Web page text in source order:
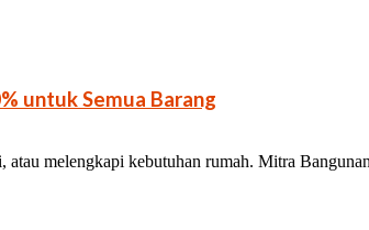
untuk Semua Barang
melengkapi kebutuhan rumah. Mitra